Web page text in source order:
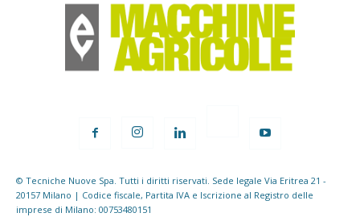
© Tecniche Nuove Spa. Tutti i diritti riservati. Sede legale Via Eritrea 21 -
20157 Milano | Codice fiscale, Partita IVA e Iscrizione al Registro delle
imprese di Milano: 00753480151